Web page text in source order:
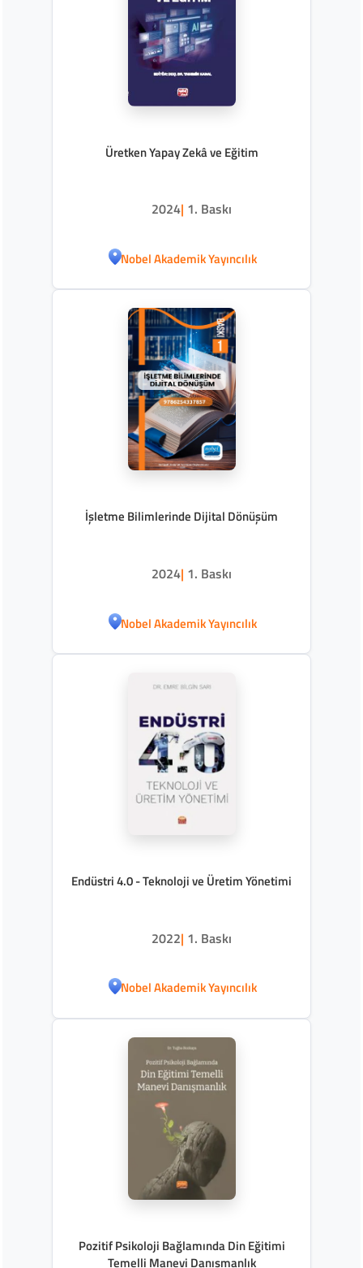
Üretken Yapay Zekâ ve Eğitim
2024| 1. Baskı
Nobel Akademik Yayıncılık
İşletme Bilimlerinde Dijital Dönüşüm
2024| 1. Baskı
Nobel Akademik Yayıncılık
Endüstri 4.0 - Teknoloji ve Üretim Yönetimi
2022| 1. Baskı
Nobel Akademik Yayıncılık
Pozitif Psikoloji Bağlamında Din Eğitimi
Temelli Manevi Danışmanlık